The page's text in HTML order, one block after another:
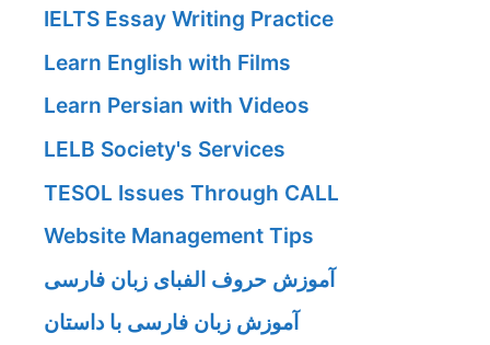
IELTS Essay Writing Practice
Learn English with Films
Learn Persian with Videos
LELB Society's Services
TESOL Issues Through CALL
Website Management Tips
آموزش حروف الفبای زبان فارسی
آموزش زبان فارسی با داستان